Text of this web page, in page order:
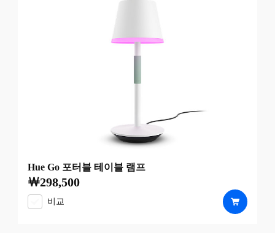
Hue Go 포터블 테이블 램프
현재 가격은 ￦298,500
￦298,500
비교